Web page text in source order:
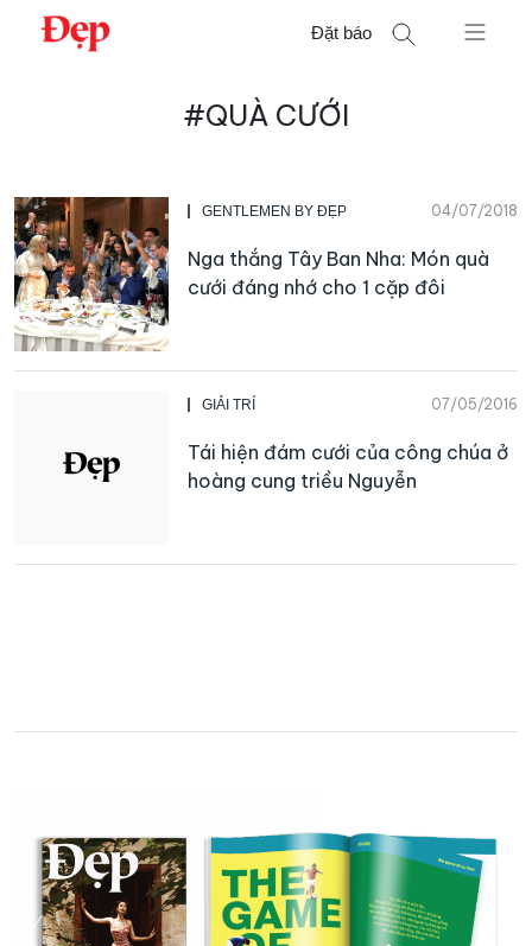
Chuyển
Đặt báo
#QUÀ CƯỚI
GENTLEMEN BY ĐẸP 04/07/2018
Nga thắng Tây Ban Nha: Món quà
cưới đáng nhớ cho 1 cặp đôi
GIẢI TRÍ 07/05/2016
Tái hiện đám cưới của công chúa ở
hoàng cung triều Nguyễn